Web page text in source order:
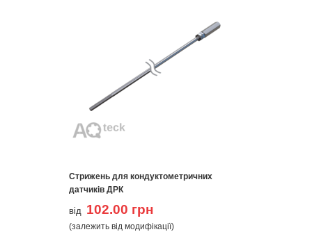
Стрижень для кондуктометричних
датчиків ДРК
від 102.00 грн
(залежить від модифікації)